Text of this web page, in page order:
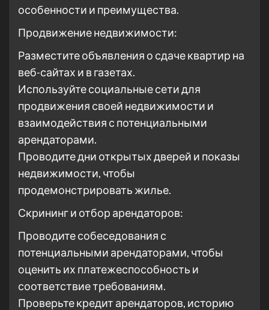
особенности и преимущества.
Продвижение недвижимости:
Разместите объявления о сдаче квартир на
веб-сайтах и в газетах.
Используйте социальные сети для
продвижения своей недвижимости и
взаимодействия с потенциальными
арендаторами.
Проводите дни открытых дверей и показы
недвижимости, чтобы
продемонстрировать жилье.
Скрининг и отбор арендаторов:
Проводите собеседования с
потенциальными арендаторами, чтобы
оценить их платежеспособность и
соответствие требованиям.
Проверьте кредит арендаторов, историю